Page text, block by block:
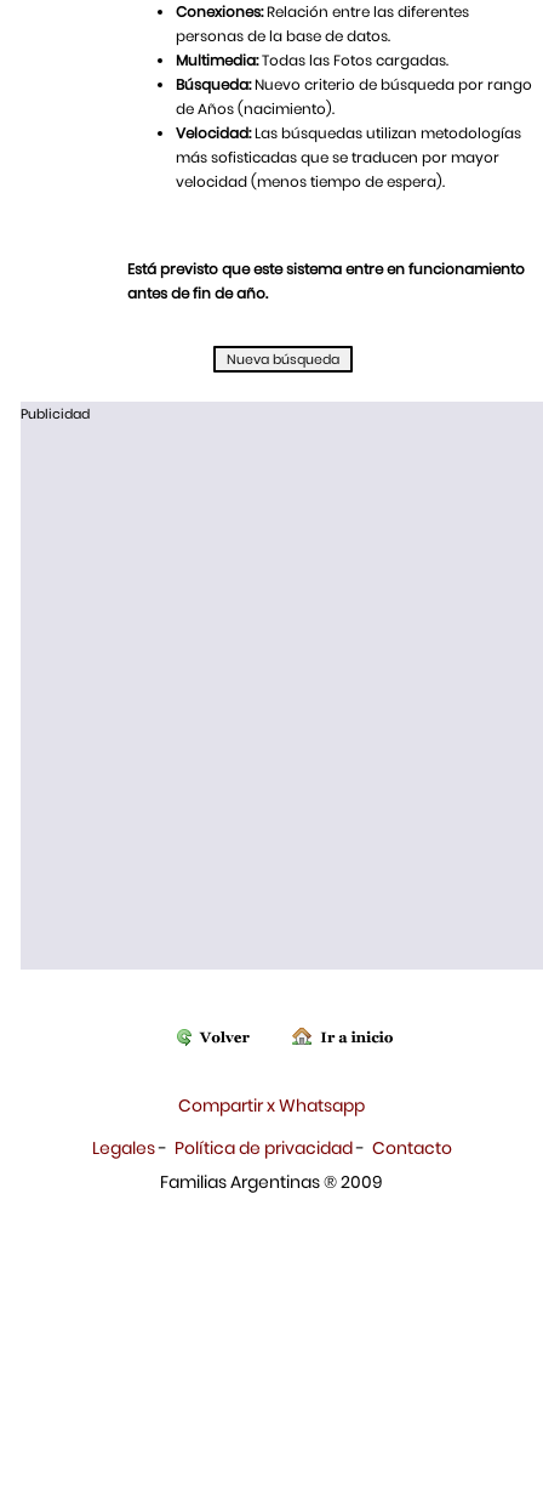
Conexiones:Relación entre las diferentes
personas de la base de datos.
Multimedia:Todas las Fotos cargadas.
Búsqueda:Nuevo criterio de búsqueda por rango
de Años (nacimiento).
Velocidad:Las búsquedas utilizan metodologías
más sofisticadas que se traducen por mayor
velocidad (menos tiempo de espera).
Está previsto que este sistema entre en funcionamiento
antes de fin de año.
Publicidad
Compartir x Whatsapp
Legales- Política de privacidad- Contacto
Familias Argentinas ® 2009